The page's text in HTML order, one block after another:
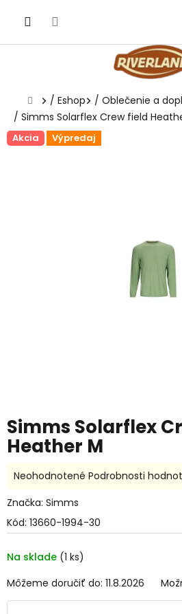
Domov
/ Eshop / Oblečenie a
/ Simms Solarflex Crew field
Akcia Výpredaj
Simms Solarflex
Heather M
Kód: 13660-1994-30
Na sklade (1 ks)
Môžeme doručiť do: 11.8.2026
Priemerné
produktu
0,0
5
hviezdičiek.
Neohodnotené Podrobnosti
Značka: Simms